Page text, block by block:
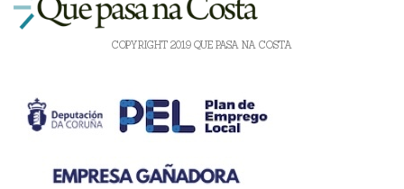
COPYRIGHT 2019 QUE PASA NA COSTA